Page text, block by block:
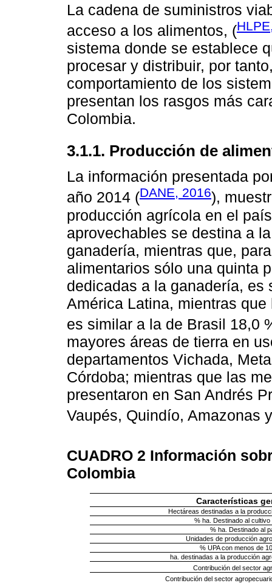
La cadena de suministros
acceso a los alimentos, (
sistema donde se establece
procesar y distribuir, por
comportamiento de los
presentan los rasgos más
Colombia.
3.1.1. Producción de
La información presentada
año 2014 (DANE, 2016),
producción agrícola en el
aprovechables se destina a
ganadería, mientras que,
alimentarios sólo una quinta
dedicadas a la ganadería, es
América Latina, mientras
es similar a la de Brasil 18,0
mayores áreas de tierra en
departamentos Vichada,
Córdoba; mientras que las
presentaron en San Andrés
Vaupés, Quindío, Amazonas
CUADRO 2 Información
Colombia
Características
Hectáreas destinadas a la
% ha. Destinado al
% ha. Destinado al
Unidades de producción
% UPA con menos de
ha. destinadas a la producción
Contribución del sector
Contribución del sector